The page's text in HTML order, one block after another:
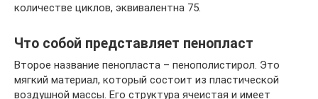
количестве циклов, эквивалентна 75.
Что собой представляет пенопласт
Второе название пенопласта – пенополистирол. Это
мягкий материал, который состоит из пластической
воздушной массы. Его структура ячеистая и имеет